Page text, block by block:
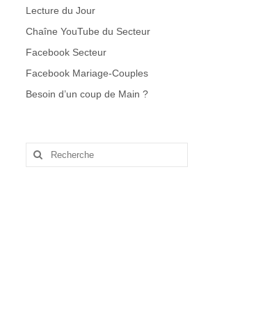
Lecture du Jour
Chaîne YouTube du Secteur
Facebook Secteur
Facebook Mariage-Couples
Besoin d’un coup de Main ?
Rechercher